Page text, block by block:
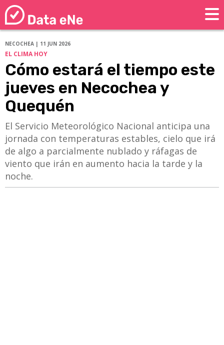
NECOCHEA | 11 JUN 2026
EL CLIMA HOY
Cómo estará el tiempo este
jueves en Necochea y
Quequén
El Servicio Meteorológico Nacional anticipa una
jornada con temperaturas estables, cielo que irá
de algo a parcialmente nublado y ráfagas de
viento que irán en aumento hacia la tarde y la
noche.